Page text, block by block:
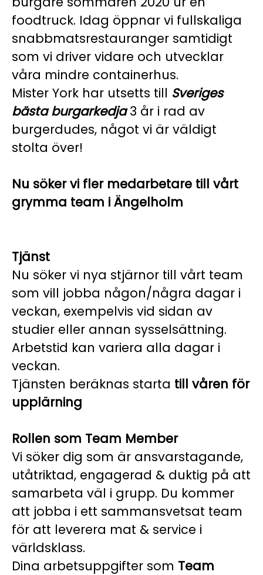
foodtruck. Idag öppnar vi fullskaliga
snabbmatsrestauranger samtidigt
som vi driver vidare och utvecklar
våra mindre containerhus.
Mister York har utsetts till Sveriges
bästa burgarkedja3 år i rad av
burgerdudes, något vi är väldigt
stolta över!
Nu söker vi fler medarbetare till vårt
grymma team i Ängelholm
Tjänst
Nu söker vi nya stjärnor till vårt team
som vill jobba någon/några dagar i
veckan, exempelvis vid sidan av
studier eller annan sysselsättning.
Arbetstid kan variera alla dagar i
veckan.
Tjänsten beräknas starta till våren för
upplärning
Rollen som Team Member
Vi söker dig som är ansvarstagande,
utåtriktad, engagerad & duktig på att
samarbeta väl i grupp. Du kommer
att jobba i ett sammansvetsat team
för att leverera mat & service i
världsklass.
Dina arbetsuppgifter som Team